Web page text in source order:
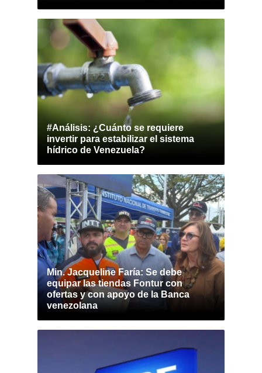
#Análisis: ¿Cuánto se requiere
invertir para estabilizar el sistema
hídrico de Venezuela?
Min. Jacqueline Faría: Se debe
equipar las tiendas Fontur con
ofertas y con apoyo de la Banca
venezolana